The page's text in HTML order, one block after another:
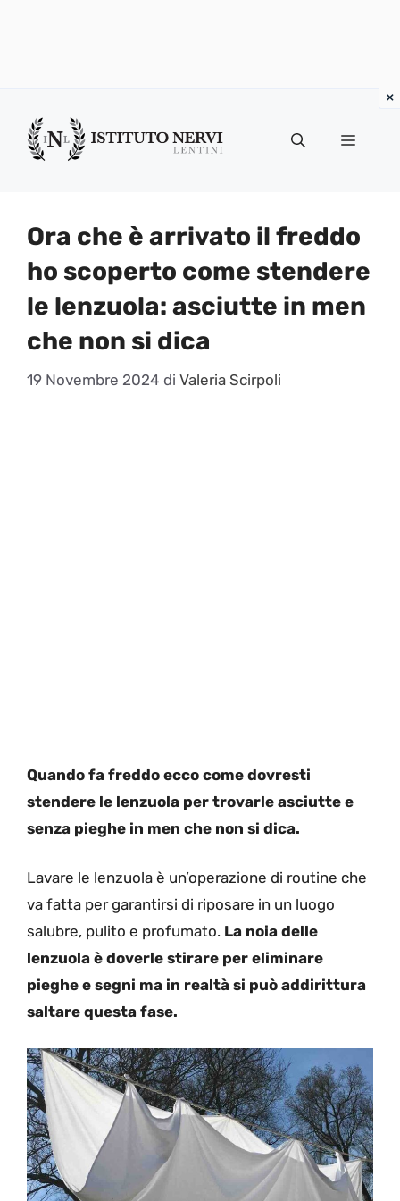
contenuto
Menu
Ora che è arrivato il freddo
ho scoperto come stendere
le lenzuola: asciutte in men
che non si dica
19 Novembre 2024 di Valeria Scirpoli
Quando fa freddo ecco come dovresti
stendere le lenzuola per trovarle asciutte e
senza pieghe in men che non si dica.
Lavare le lenzuola è un’operazione di routine che
va fatta per garantirsi di riposare in un luogo
salubre, pulito e profumato. La noia delle
lenzuola è doverle stirare per eliminare
pieghe e segni ma in realtà si può addirittura
saltare questa fase.